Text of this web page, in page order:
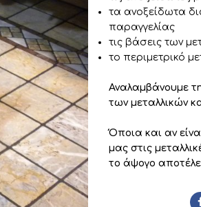
τα ανοξείδωτα
παραγγελίας
τις βάσεις των
το περιμετρικό
Αναλαμβάνουμε
των μεταλλικών
Όποια και αν
μας στις
το άψογο